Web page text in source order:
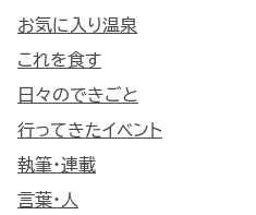
お気に入り温泉
これを食す
日々のできごと
行ってきたイベント
執筆・連載
言葉・人